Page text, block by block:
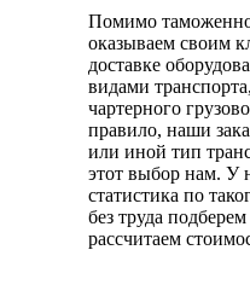
Помимо
оказываем своим
доставке
видами
чартерного
правило, наши
или иной тип
этот выбор нам. У
статистика по
без труда
рассчитаем